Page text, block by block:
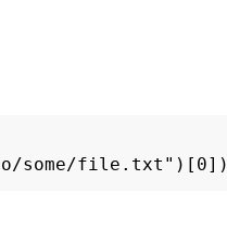
some/file.txt")[0])